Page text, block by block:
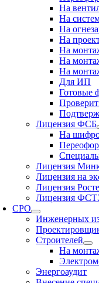
На
На
На
На
На
На
На
Для ИП
Готовые
Лицензия ФСБ
На
Лицензия
Лицензия на
Лицензия
Лицензия
СРО
Инженерных
Строителей
На
Энергоаудит